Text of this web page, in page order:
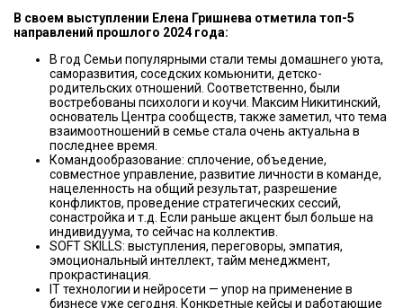
В своем выступлении Елена Гришнева отметила топ-5
направлений прошлого 2024 года:
В год Семьи популярными стали темы домашнего уюта,
саморазвития, соседских комьюнити, детско-
родительских отношений. Соответственно, были
востребованы психологи и коучи. Максим Никитинский,
основатель Центра сообществ, также заметил, что тема
взаимоотношений в семье стала очень актуальна в
последнее время.
Командообразование: сплочение, объедение,
совместное управление, развитие личности в команде,
нацеленность на общий результат, разрешение
конфликтов, проведение стратегических сессий,
сонастройка и т.д. Если раньше акцент был больше на
индивидуума, то сейчас на коллектив.
SOFT SKILLS: выступления, переговоры, эмпатия,
эмоциональный интеллект, тайм менеджмент,
прокрастинация.
IT технологии и нейросети — упор на применение в
бизнесе уже сегодня. Конкретные кейсы и работающие